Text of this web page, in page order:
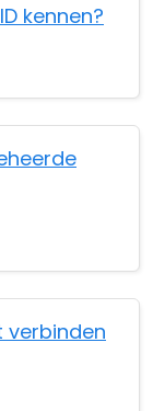
kennen?
verbinden